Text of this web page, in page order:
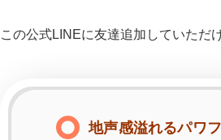
この公式LINEに友達追加していただ
地声感溢れるパワ